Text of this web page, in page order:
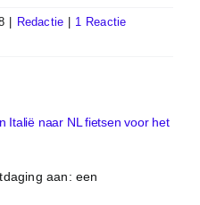
Redactie
1 Reactie
Italië naar NL fietsen voor het
aan: een